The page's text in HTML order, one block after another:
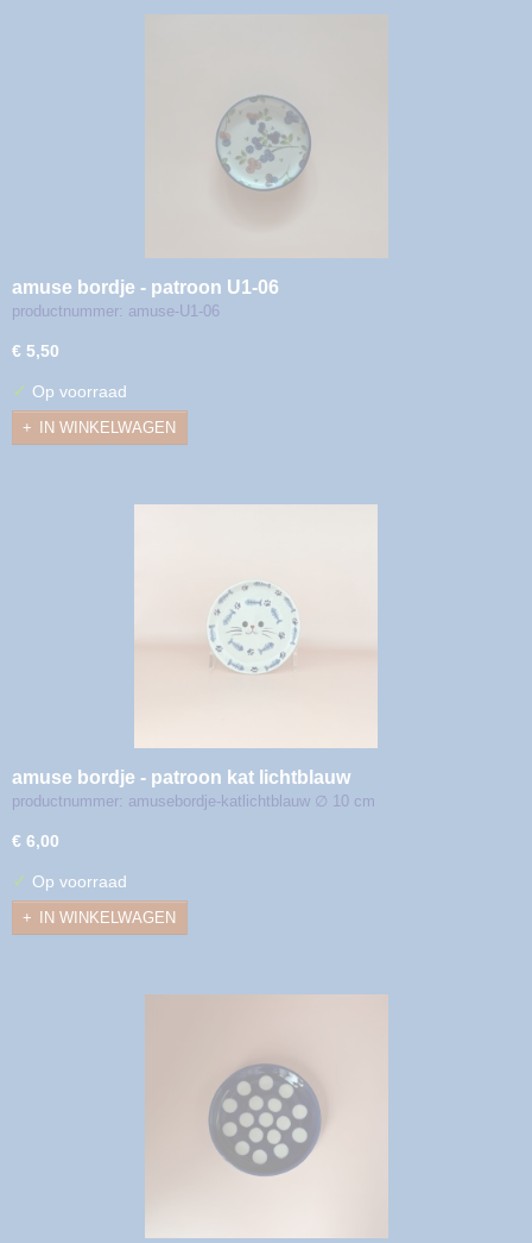
amuse bordje - patroon U1-06
productnummer: amuse-U1-06
€ 5,50
✓ Op voorraad
IN WINKELWAGEN
amuse bordje - patroon kat lichtblauw
productnummer: amusebordje-katlichtblauw ∅ 10 cm
€ 6,00
✓ Op voorraad
IN WINKELWAGEN